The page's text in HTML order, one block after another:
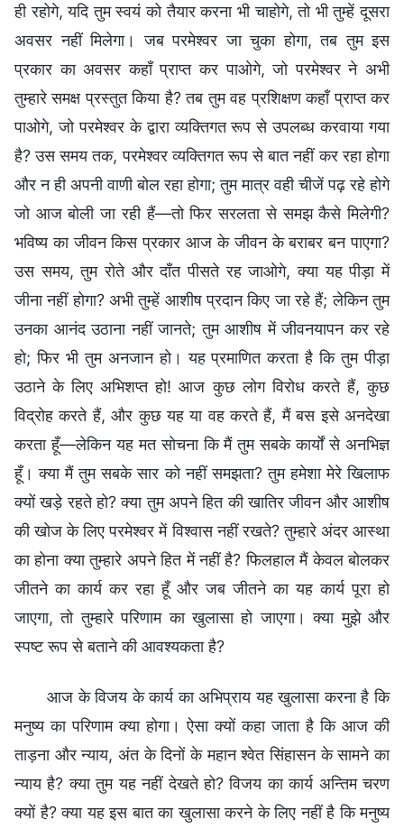
ही रहोगे, यदि तुम स्वयं को तैयार करना भी चाहोगे, तो भी तुम्हें दूसरा
अवसर नहीं मिलेगा। जब परमेश्वर जा चुका होगा, तब तुम इस
प्रकार का अवसर कहाँ प्राप्त कर पाओगे, जो परमेश्वर ने अभी
तुम्हारे समक्ष प्रस्तुत किया है? तब तुम वह प्रशिक्षण कहाँ प्राप्त कर
पाओगे, जो परमेश्वर के द्वारा व्यक्तिगत रूप से उपलब्ध करवाया गया
है? उस समय तक, परमेश्वर व्यक्तिगत रूप से बात नहीं कर रहा होगा
और न ही अपनी वाणी बोल रहा होगा; तुम मात्र वही चीजें पढ़ रहे होगे
जो आज बोली जा रही हैं—तो फिर सरलता से समझ कैसे मिलेगी?
भविष्य का जीवन किस प्रकार आज के जीवन के बराबर बन पाएगा?
उस समय, तुम रोते और दाँत पीसते रह जाओगे, क्या यह पीड़ा में
जीना नहीं होगा? अभी तुम्हें आशीष प्रदान किए जा रहे हैं; लेकिन तुम
उनका आनंद उठाना नहीं जानते; तुम आशीष में जीवनयापन कर रहे
हो; फिर भी तुम अनजान हो। यह प्रमाणित करता है कि तुम पीड़ा
उठाने के लिए अभिशप्त हो! आज कुछ लोग विरोध करते हैं, कुछ
विद्रोह करते हैं, और कुछ यह या वह करते हैं, मैं बस इसे अनदेखा
करता हूँ—लेकिन यह मत सोचना कि मैं तुम सबके कार्यों से अनभिज्ञ
हूँ। क्या मैं तुम सबके सार को नहीं समझता? तुम हमेशा मेरे खिलाफ
क्यों खड़े रहते हो? क्या तुम अपने हित की खातिर जीवन और आशीष
की खोज के लिए परमेश्वर में विश्वास नहीं रखते? तुम्हारे अंदर आस्था
का होना क्या तुम्हारे अपने हित में नहीं है? फिलहाल मैं केवल बोलकर
जीतने का कार्य कर रहा हूँ और जब जीतने का यह कार्य पूरा हो
जाएगा, तो तुम्हारे परिणाम का खुलासा हो जाएगा। क्या मुझे और
स्पष्ट रूप से बताने की आवश्यकता है?
आज के विजय के कार्य का अभिप्राय यह खुलासा करना है कि
मनुष्य का परिणाम क्या होगा। ऐसा क्यों कहा जाता है कि आज की
ताड़ना और न्याय, अंत के दिनों के महान श्वेत सिंहासन के सामने का
न्याय है? क्या तुम यह नहीं देखते हो? विजय का कार्य अन्तिम चरण
क्यों है? क्या यह इस बात का खुलासा करने के लिए नहीं है कि मनुष्य